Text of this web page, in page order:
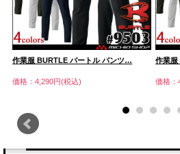
作業服 BURTLE バートル パンツ…
価格：4,290円(税込)
作業
価格：